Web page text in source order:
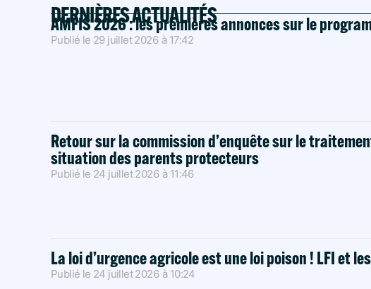
DERNIÈRES ACTUALITÉS
AMFIS 2026 : les premières annonces sur le
Publié le 29 juillet 2026 à 17:42
Retour sur la commission d’enquête sur le
situation des parents protecteurs
Publié le 24 juillet 2026 à 11:46
La loi d’urgence agricole est une loi poison ! LFI et
Publié le 24 juillet 2026 à 10:24